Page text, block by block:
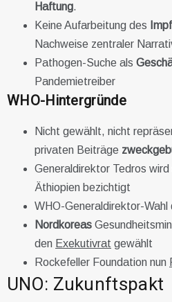
Haftung.
Keine Aufarbeitung des
Nachweise zentraler
Pathogen-Suche als
Pandemietreiber
WHO-Hintergründe
Nicht gewählt, nicht
privaten Beiträge
Generaldirektor Tedros wird
Äthiopien bezichtigt
WHO-Generaldirektor-Wahl
Nordkoreas
den Exekutivrat gewählt
Rockefeller Foundation nun
UNO: Zukunftspakt